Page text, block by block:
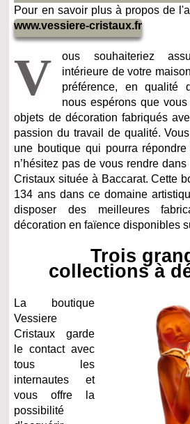
Pour en savoir plus à propos de
www.vessiere-cristaux.fr
V
ous souhaiteriez
intérieure de votre
préférence, en qualité
nous espérons que
objets de décoration fabriqués
passion du travail de qualité.
une boutique qui pourra
n’hésitez pas de vous rendre
Cristaux située à Baccarat. Cette
134 ans dans ce domaine
disposer des meilleures
décoration en faïence disponibles
Trois
collections à
La boutique
Vessiere
Cristaux garde
le contact avec
tous les
internautes et
vous offre la
possibilité